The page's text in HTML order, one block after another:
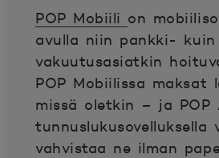
POP Mobiili on
avulla niin pankki- kuin
vakuutusasiatkin
POP Mobiilissa maksat
missä oletkin – ja POP
vahvistaa ne ilman